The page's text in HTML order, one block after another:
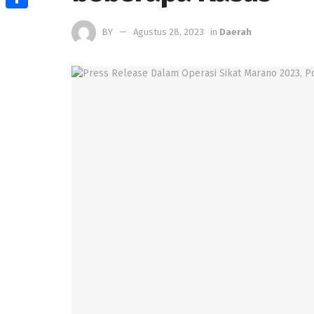
BY Agustus 28, 2023 in Daerah